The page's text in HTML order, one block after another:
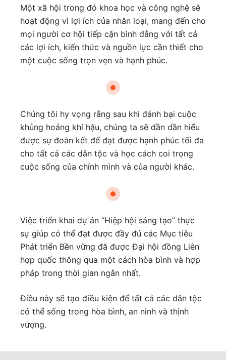
Một xã hội trong đó khoa học và công nghệ sẽ
hoạt động vì lợi ích của nhân loại, mang đến cho
mọi người cơ hội tiếp cận bình đẳng với tất cả
các lợi ích, kiến ​​thức và nguồn lực cần thiết cho
một cuộc sống trọn vẹn và hạnh phúc.
Chúng tôi hy vọng rằng sau khi đánh bại cuộc
khủng hoảng khí hậu, chúng ta sẽ dần dần hiểu
được sự đoàn kết để đạt được hạnh phúc tối đa
cho tất cả các dân tộc và học cách coi trọng
cuộc sống của chính mình và của người khác.
Việc triển khai dự án “Hiệp hội sáng tạo” thực
sự giúp có thể đạt được đầy đủ các Mục tiêu
Phát triển Bền vững đã được Đại hội đồng Liên
hợp quốc thông qua một cách hòa bình và hợp
pháp trong thời gian ngắn nhất.
Điều này sẽ tạo điều kiện để tất cả các dân tộc
có thể sống trong hòa bình, an ninh và thịnh
vượng.